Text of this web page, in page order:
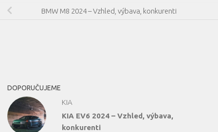
BMW M8 2024 – Vzhled, výbava, konkurenti
DOPORUČUJEME
KIA
KIA EV6 2024 – Vzhled, výbava,
konkurenti